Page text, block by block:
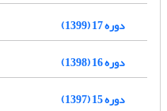
دوره 17 (1399)
دوره 16 (1398)
دوره 15 (1397)